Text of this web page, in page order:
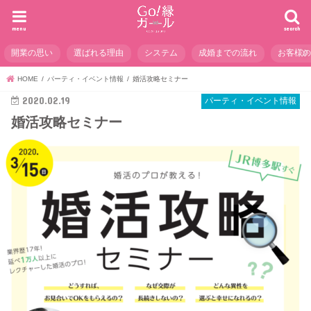
search
menu
開業の思い 選ばれる理由 システム 成婚までの流れ お客様
HOME パーティ・イベント情報 婚活攻略セミナー
パーティ・イベント情報
2020.02.19
婚活攻略セミナー